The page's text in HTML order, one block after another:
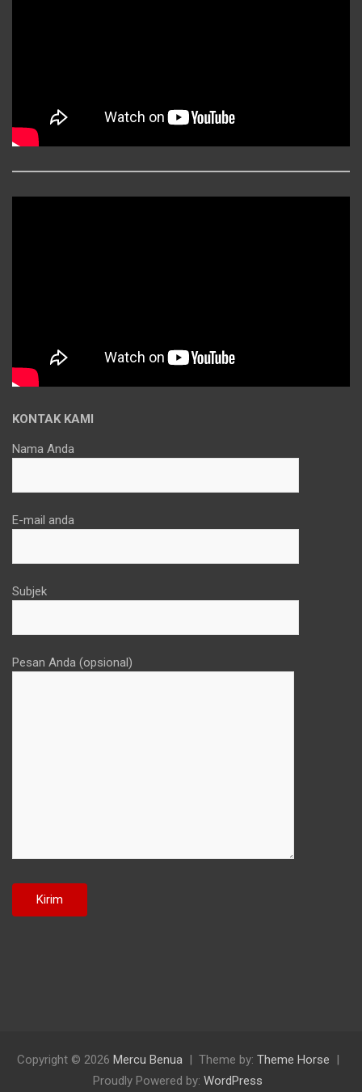
KONTAK KAMI
Nama Anda
E-mail anda
Subjek
Pesan Anda (opsional)
Copyright © 2026 Mercu Benua Theme by: Theme Horse
Proudly Powered by: WordPress